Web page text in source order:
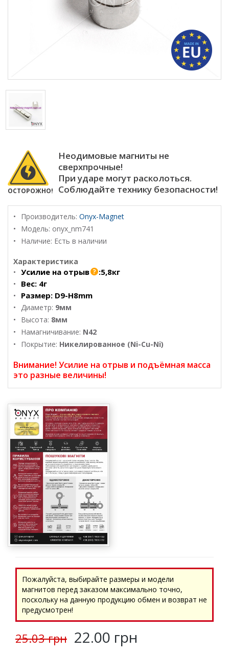
ОСТОРОЖНО!
Неодимовые магниты не
сверхпрочные!
При ударе могут расколоться.
Соблюдайте технику безопасности!
Производитель: Onyx-Magnet
Модель: onyx_nm741
Наличие: Есть в наличии
Характеристика
Усилие на отрыв :5,8кг
Вес: 4г
Размер: D9-H8mm
Диаметр: 9мм
Высота: 8мм
Намагничивание: N42
Покрытие: Никелированное (Ni-Cu-Ni)
Внимание! Усилие на отрыв и подъёмная масса
это разные величины!
Пожалуйста, выбирайте размеры и модели
магнитов перед заказом максимально точно,
поскольку на данную продукцию обмен и возврат не
предусмотрен!
25.03 грн 22.00 грн